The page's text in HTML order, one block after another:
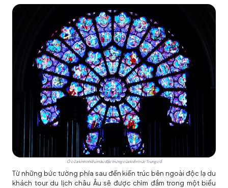
Ô cửa kính nhiều màu đặc trưng của kiến trúc Trung cổ
Từ những bức tường phía sau đến kiến trúc bên ngoài độc lạ du
khách tour du lịch châu Âu sẽ được chìm đắm trong một biểu